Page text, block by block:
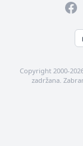
Copyright 2000-
zadržana.